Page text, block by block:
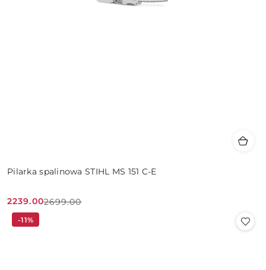
Pilarka spalinowa STIHL MS 151 C-E
Cena
promocyjna:
2239.00
Cena
przed
2699.00
-11%